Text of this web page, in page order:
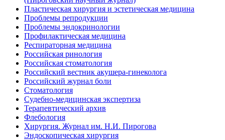
Пластическая хирургия и эстетическая медицина
Проблемы репродукции
Проблемы эндокринологии
Профилактическая медицина
Респираторная медицина
Российская ринология
Российская стоматология
Российский вестник акушера-гинеколога
Российский журнал боли
Стоматология
Судебно-медицинская экспертиза
Терапевтический архив
Флебология
Хирургия. Журнал им. Н.И. Пирогова
Эндоскопическая хирургия